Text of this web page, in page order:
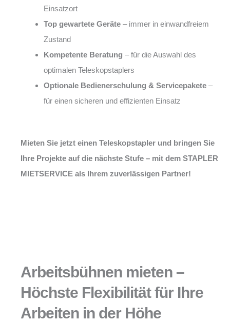
Einsatzort
Top gewartete Geräte – immer in einwandfreiem
Zustand
Kompetente Beratung – für die Auswahl des
optimalen Teleskopstaplers
Optionale Bedienerschulung & Servicepakete –
für einen sicheren und effizienten Einsatz
Mieten Sie jetzt einen Teleskopstapler und bringen Sie
Ihre Projekte auf die nächste Stufe – mit dem STAPLER
MIETSERVICE als Ihrem zuverlässigen Partner!
Arbeitsbühnen mieten –
Höchste Flexibilität für Ihre
Arbeiten in der Höhe